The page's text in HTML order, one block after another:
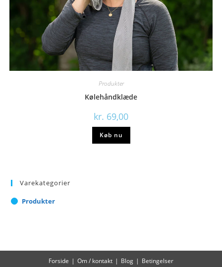
Produkter
Kølehåndklæde
kr. 69,00
Køb nu
Varekategorier
Produkter
Forside Om / kontakt Blog Betingelser